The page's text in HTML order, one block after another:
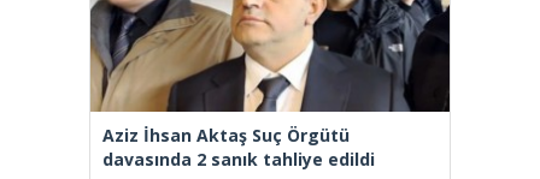
Aziz İhsan Aktaş Suç Örgütü
davasında 2 sanık tahliye edildi